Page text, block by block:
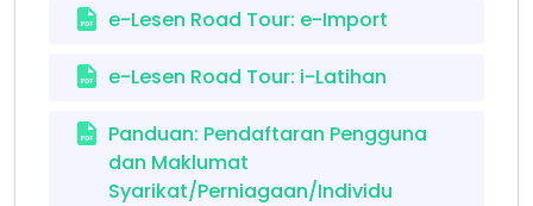
e-Lesen Road Tour: e-Import
e-Lesen Road Tour: i-Latihan
Panduan: Pendaftaran Pengguna
dan Maklumat
Syarikat/Perniagaan/Individu